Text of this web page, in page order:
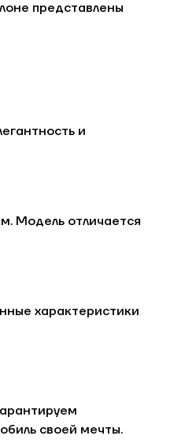
представлены
и
Модель отличается
характеристики
своей мечты.